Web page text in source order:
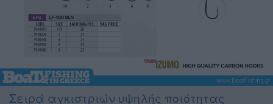
Σειρά αγκιστριών υψηλής ποιότητας